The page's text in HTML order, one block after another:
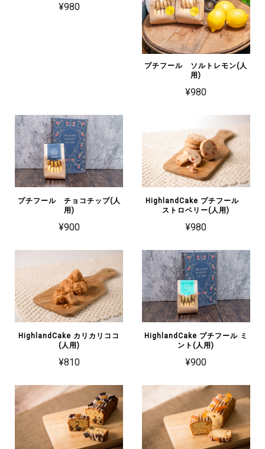
¥980
プチフール ソルトレモン(人
用)
¥980
プチフール チョコチップ(人
用)
¥900
HighlandCake プチフール
ストロベリー(人用)
¥980
HighlandCake カリカリココ
(人用)
¥810
HighlandCake プチフール ミ
ント(人用)
¥900